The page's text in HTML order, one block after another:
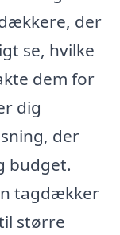
der
se, hvilke
dem for
dig
der
budget.
tagdækker
større